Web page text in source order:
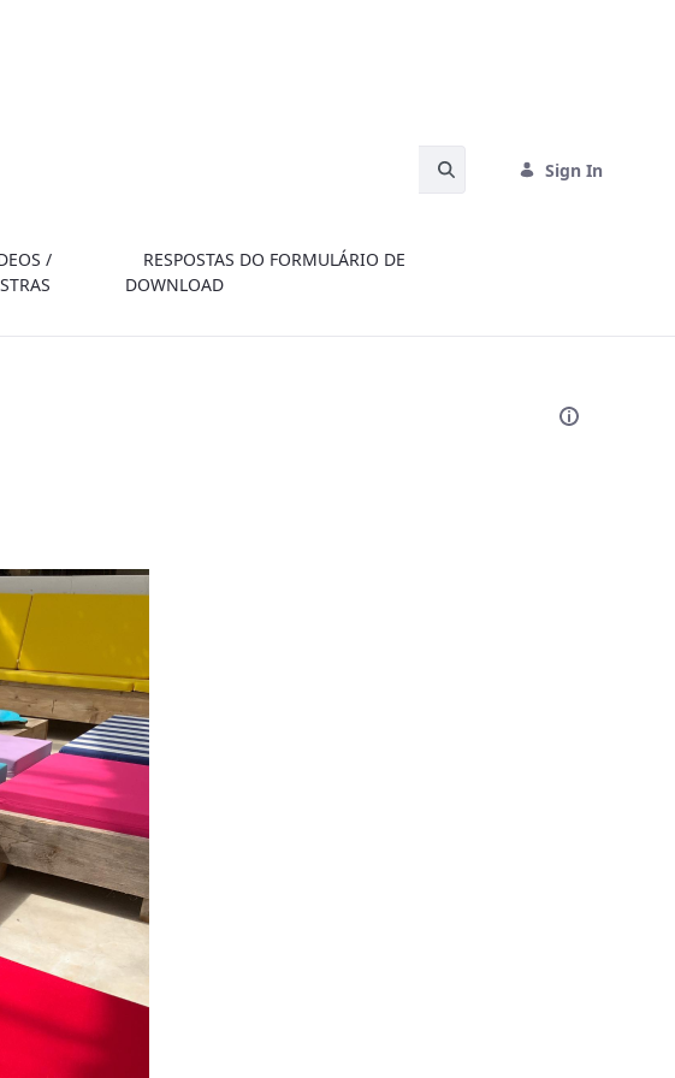
Search Bar Sign In
/
RESPOSTAS DO FORMULÁRIO DE
DOWNLOAD